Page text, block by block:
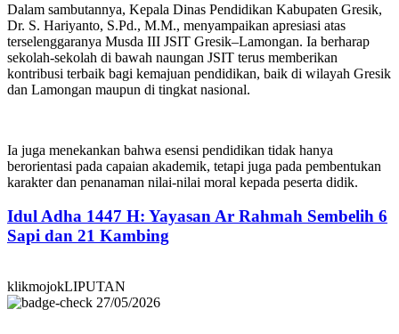
Dalam sambutannya, Kepala Dinas Pendidikan Kabupaten Gresik,
Dr. S. Hariyanto, S.Pd., M.M., menyampaikan apresiasi atas
terselenggaranya Musda III JSIT Gresik–Lamongan. Ia berharap
sekolah-sekolah di bawah naungan JSIT terus memberikan
kontribusi terbaik bagi kemajuan pendidikan, baik di wilayah Gresik
dan Lamongan maupun di tingkat nasional.
Ia juga menekankan bahwa esensi pendidikan tidak hanya
berorientasi pada capaian akademik, tetapi juga pada pembentukan
karakter dan penanaman nilai-nilai moral kepada peserta didik.
Idul Adha 1447 H: Yayasan Ar Rahmah Sembelih 6
Sapi dan 21 Kambing
klikmojokLIPUTAN
27/05/2026